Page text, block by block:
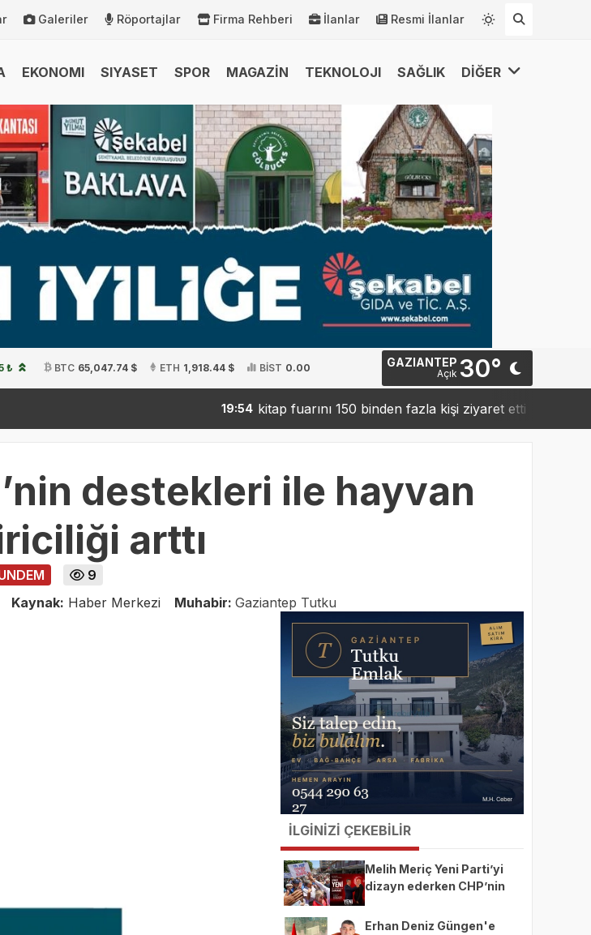
Galeriler Röportajlar Firma Rehberi İlanlar Resmi İlanlar
EKONOMI SIYASET SPOR MAGAZİN TEKNOLOJI SAĞLIK DİĞER
₺ BTC 65,047.74 $ ETH 1,918.44 $ BİST 0.00 GAZIANTEP
Açık 30°
kitap fuarını 150 binden fazla kişi ziyaret etti 19:42
destekleri ile hayvan
arttı
9
Kaynak: Haber Merkezi Muhabir: Gaziantep Tutku
İLGİNİZİ ÇEKEBİLİR
Melih Meriç Yeni Parti’yi
dizayn ederken CHP’nin
Erhan Deniz Güngen'e